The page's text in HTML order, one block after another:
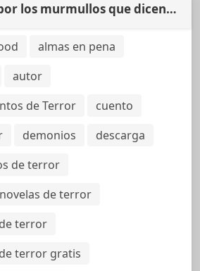
los murmullos que dicen…
almas en pena
autor
de Terror
cuento
demonios
descarga
de terror
de terror
terror
terror gratis